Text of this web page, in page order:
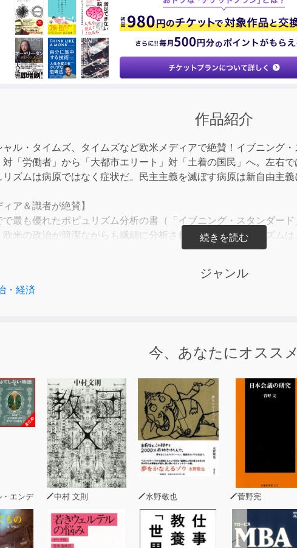
keys
to
volume.
作品紹介
ャル・タイムズ、タイムズなど欧米メディアで絶賛！イブニング
対「労働者」から「大都市エリート」対「土着の国民」へ。左右
リズムは病原ではなく症状だ。民主主義を滅ぼす病原は新自由主義
ィア＆識者が絶賛】
最も優れたポピュリズム分析の書（「イブニング・スタンダード
米の政治が簡潔ながらも繊細に分析されている。ポピュリズム
的影響力、文化的威厳を奪ってきたテクノクラート新自由主義に
氏】
】
後実現した「民主的多元主義」の安定した政治が、1970年代に始
た結果、機能不全に陥り、米国の国民統合が現在までにいかに脅
ていくべきかについて考察したものである。民主的多元主義の
グローバル化推進路線の転換が必要だと本書は論じる。新自由主
を与え、自由民主主義の意味や条件を考えさせる貴重な一冊だ。
化の問題点は「新しい階級闘争」を生み出した。新自由主義改革
ティカル・コレクトネスやキャンセルカルチャーの暴走である。
層の間で政治的影響力の差が生じてしまったことがその要因だ。
マルクスが問題にしたような資本家対労働者の「古い階級闘争」
ジャンル
・経済
今、あなたにオススメ
・エンデ 中村 文則 水野敬也 菅野完